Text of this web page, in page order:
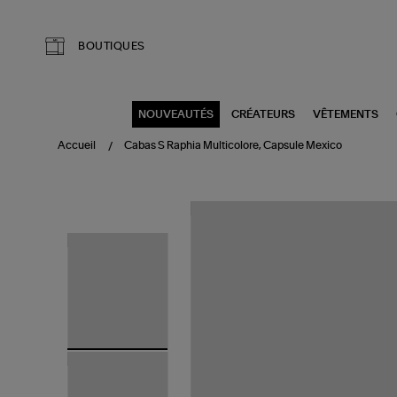
BOUTIQUES
NOUVEAUTÉS CRÉATEURS VÊTEMENTS
Accueil Cabas S Raphia Multicolore, Capsule Mexico